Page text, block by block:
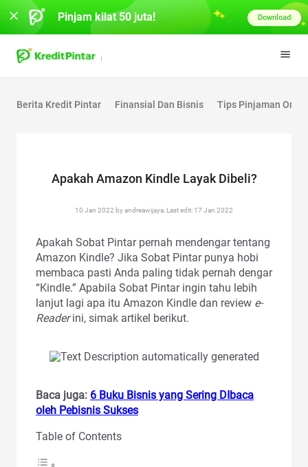
Berita Kredit Pintar Finansial Dan Bisnis Tips Pinjaman
Apakah Amazon Kindle Layak Dibeli?
10 Jan 2022 by andreawijaya, Last edit: 17 Jan 2022
Apakah Sobat Pintar pernah mendengar tentang
Amazon Kindle? Jika Sobat Pintar punya hobi
membaca pasti Anda paling tidak pernah dengar
“Kindle.” Apabila Sobat Pintar ingin tahu lebih
lanjut lagi apa itu Amazon Kindle dan review e-
Readerini, simak artikel berikut.
Baca juga: 6 Buku Bisnis yang Sering DIbaca
oleh Pebisnis Sukses
Table of Contents
Pinjam kilat 50 juta! Download